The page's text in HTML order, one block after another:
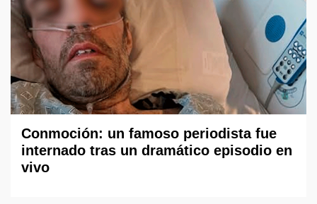
Conmoción: un famoso periodista fue
internado tras un dramático episodio en
vivo